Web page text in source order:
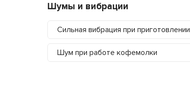
Шумы и вибрации
Сильная вибрация при приготовлении
Шум при работе кофемолки